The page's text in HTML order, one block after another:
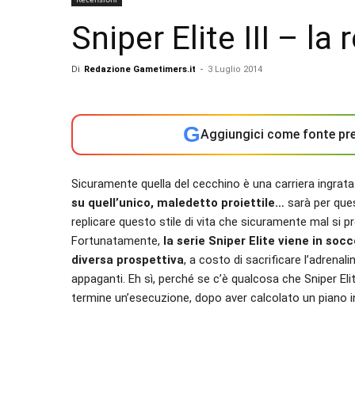
Sniper Elite III – la
Di Redazione Gametimers.it - 3 Luglio 2014
GAggiungici come fonte
Sicuramente quella del cecchino è una carriera
su quell’unico, maledetto proiettile… sarà per
replicare questo stile di vita che sicuramente mal si
Fortunatamente, la serie Sniper Elite viene in
diversa prospettiva, a costo di sacrificare
appaganti. Eh sì, perché se c’è qualcosa che Sniper
termine un’esecuzione, dopo aver calcolato un